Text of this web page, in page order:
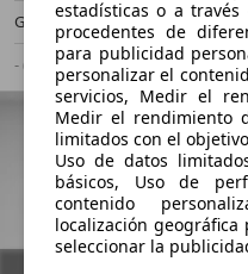
Gasolina
- (g/km)
estadísticas o a
procedentes de
para publicidad
personalizar el
servicios, Medir el
Medir el rendimiento
limitados con el
Uso de datos
básicos, Uso de
contenido
localización
seleccionar la